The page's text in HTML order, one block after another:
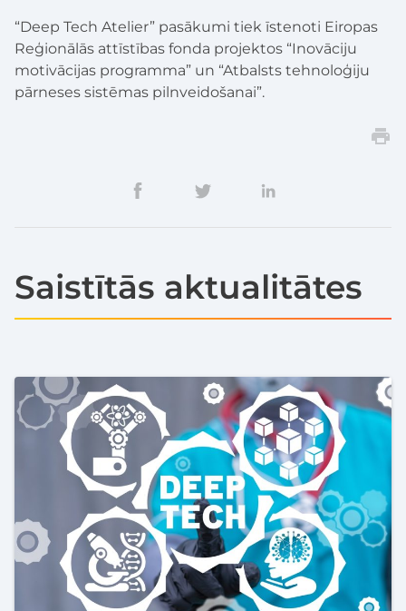
“Deep Tech Atelier” pasākumi tiek īstenoti Eiropas
Reģionālās attīstības fonda projektos “Inovāciju
motivācijas programma” un “Atbalsts tehnoloģiju
pārneses sistēmas pilnveidošanai”.
Saistītās aktualitātes